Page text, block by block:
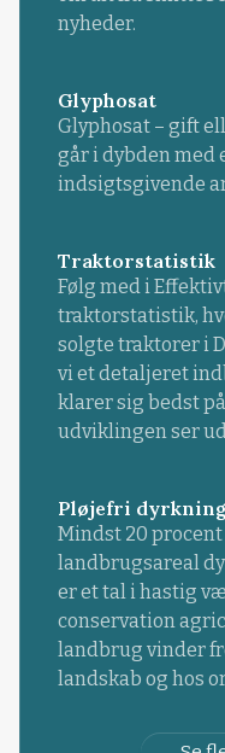
nyheder.
Glyphosat
Glyphosat – gift
går i dybden med
indsigtsgivende
Traktorstatistik
Følg med i
traktorstatistik,
solgte traktorer i
vi et detaljeret
klarer sig bedst
udviklingen ser ud
Pløjefri
Mindst 20 procent
landbrugsareal
er et tal i hastig
conservation
landbrug vinder
landskab og hos